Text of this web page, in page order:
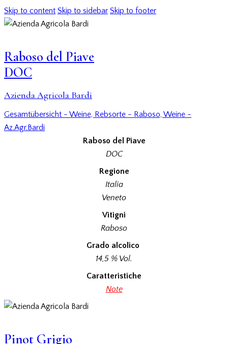
Skip to content Skip to sidebar Skip to footer
Raboso del Piave
DOC
Azienda Agricola Bardi
Gesamtübersicht - Weine, Rebsorte - Raboso, Weine -
Az.Agr.Bardi
Raboso del Piave
DOC
Regione
Italia
Veneto
Vitigni
Raboso
Grado alcolico
14,5 % Vol.
Caratteristiche
Note
Pinot Grigio